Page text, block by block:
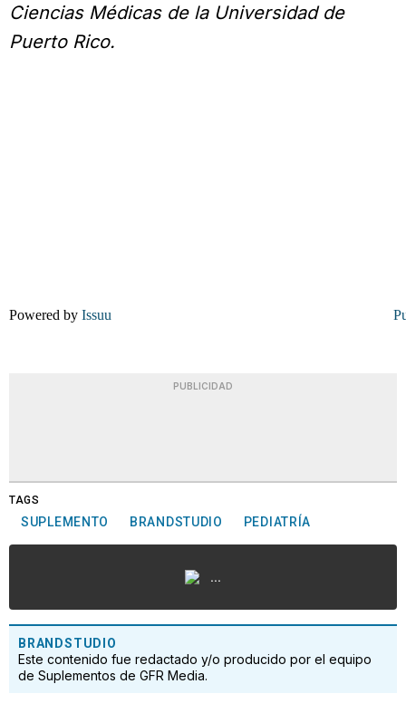
Ciencias Médicas de la Universidad de
Puerto Rico.
Powered by Issuu
PUBLICIDAD
TAGS
SUPLEMENTO BRANDSTUDIO PEDIATRÍA
...
BRANDSTUDIO
Este contenido fue redactado y/o producido por el equipo
de Suplementos de GFR Media.